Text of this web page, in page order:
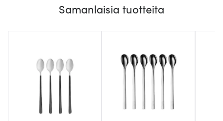
Samanlaisia tuotteita